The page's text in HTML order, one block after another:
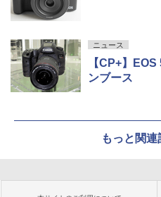
ニュース
【CP+】
ンブース
もっと関